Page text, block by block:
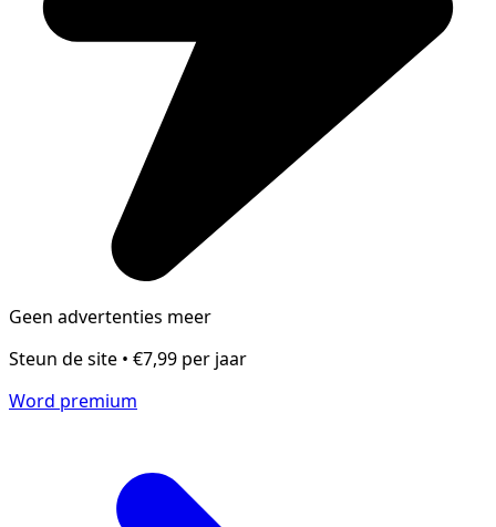
Geen advertenties meer
Steun de site • €7,99 per jaar
Word premium